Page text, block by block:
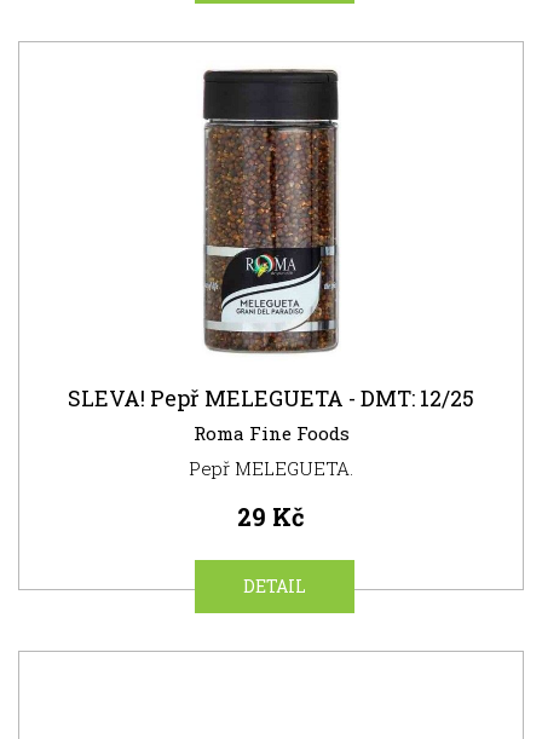
SLEVA! Pepř MELEGUETA - DMT: 12/25
Roma Fine Foods
Pepř MELEGUETA.
29 Kč
DETAIL